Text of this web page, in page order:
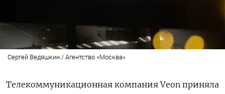
Сергей Ведяшкин / Агентство «Москва»
Телекоммуникационная компания Veon приняла